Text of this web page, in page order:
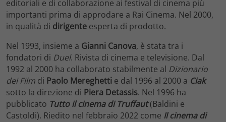
editoriali e di collaborazione ai festival di cinema più
importanti prima di approdare a Rai Cinema. Nel 2000,
in qualità di dirigente esperta di prodotto.
Nel 1993, insieme a Gianni Canova, è stata tra i
fondatori di Duel. Rivista di cinema e televisione. Dal
1992 al 2000 ha collaborato stabilmente al Dizionario
dei Film di Paolo Mereghetti e dal 1996 al 2000 a Ciak
sotto la direzione di Piera Detassis. Nel 1996 ha
pubblicato Tutto il cinema di Truffaut(Baldini e
Castoldi). Riedito nel febbraio 2022 come Il cinema di